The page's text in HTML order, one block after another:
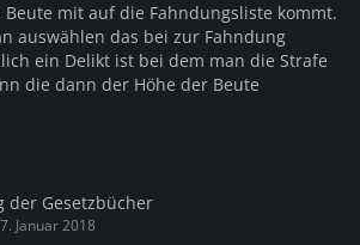
mit auf die Fahndungsliste kommt.
auswählen das bei zur Fahndung
ein Delikt ist bei dem man die Strafe
die dann der Höhe der Beute
der Gesetzbücher
Januar 2018